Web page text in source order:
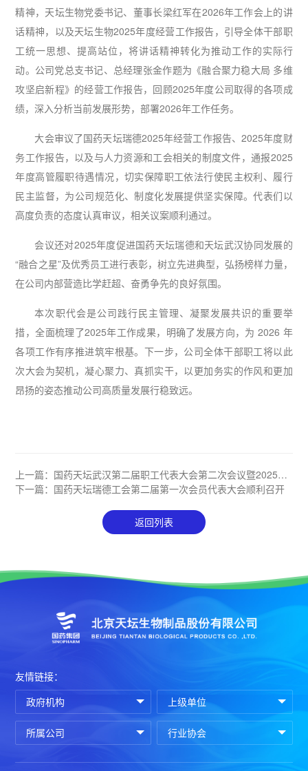
精神，天坛生物党委书记、董事长梁红军在2026年工作会上的讲
话精神，以及天坛生物2025年度经营工作报告，引导全体干部职
工统一思想、提高站位，将讲话精神转化为推动工作的实际行
动。公司党总支书记、总经理张金作题为《融合聚力稳大局 多维
攻坚启新程》的经营工作报告，回顾2025年度公司取得的各项成
绩，深入分析当前发展形势，部署2026年工作任务。
大会审议了国药天坛瑞德2025年经营工作报告、2025年度财
务工作报告，以及与人力资源和工会相关的制度文件，通报2025
年度高管履职待遇情况，切实保障职工依法行使民主权利、履行
民主监督，为公司规范化、制度化发展提供坚实保障。代表们以
高度负责的态度认真审议，相关议案顺利通过。
会议还对2025年度促进国药天坛瑞德和天坛武汉协同发展的
“融合之星”及优秀员工进行表彰，树立先进典型，弘扬榜样力量，
在公司内部营造比学赶超、奋勇争先的良好氛围。
本次职代会是公司践行民主管理、凝聚发展共识的重要举
措，全面梳理了2025年工作成果，明确了发展方向，为 2026 年
各项工作有序推进筑牢根基。下一步，公司全体干部职工将以此
次大会为契机，凝心聚力、真抓实干，以更加务实的作风和更加
昂扬的姿态推动公司高质量发展行稳致远。
上一篇： 国药天坛武汉第二届职工代表大会第二次会议暨2025年
度评优表彰会顺利召开
返回列表
下一篇： 国药天坛瑞德工会第二届第一次会员代表大会顺利召开
友情链接：